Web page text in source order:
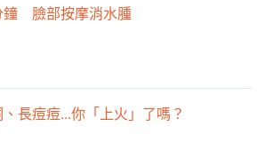
鐘 臉部按摩消水腫
長痘痘...你「上火」了嗎？